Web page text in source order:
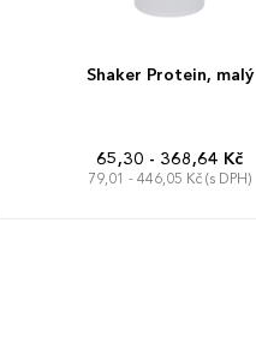
Shaker Protein, malý
65,30 - 368,64 Kč
79,01 - 446,05 Kč (s DPH)